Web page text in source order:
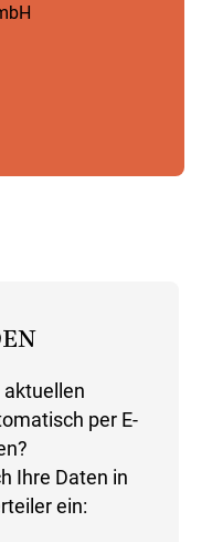
aktuellen
per E-
Ihre Daten in
ein: